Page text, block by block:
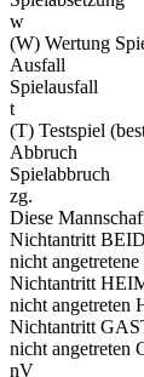
w
(W) Wertung
Ausfall
Spielausfall
t
(T) Testspiel
Abbruch
Spielabbruch
zg.
Diese
Nichtantritt
nicht
Nichtantritt
nicht angetreten
Nichtantritt
nicht angetreten
nV